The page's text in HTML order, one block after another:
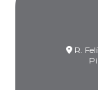
R.